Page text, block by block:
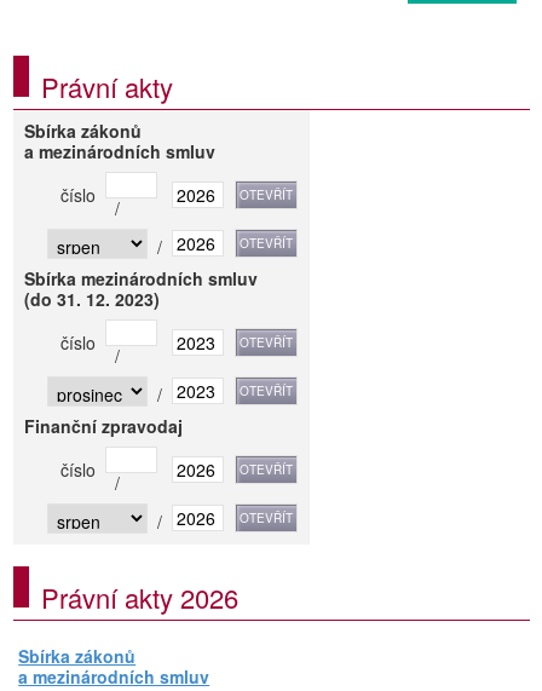
Právní akty
Sbírka zákonů
a mezinárodních smluv
číslo
/
/
Sbírka mezinárodních smluv
(do 31. 12. 2023)
číslo
/
/
Finanční zpravodaj
číslo
/
/
Právní akty 2026
Sbírka zákonů
a mezinárodních smluv